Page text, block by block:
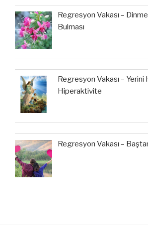
Regresyon Vakası –
Bulması
Regresyon Vakası – Yerini
Hiperaktivite
Regresyon Vakası –